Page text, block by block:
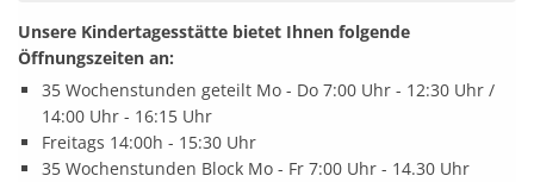
Unsere Kindertagesstätte bietet Ihnen folgende
Öffnungszeiten an:
35 Wochenstunden geteilt Mo - Do 7:00 Uhr - 12:30 Uhr /
14:00 Uhr - 16:15 Uhr
Freitags 14:00h - 15:30 Uhr
35 Wochenstunden Block Mo - Fr 7:00 Uhr - 14.30 Uhr